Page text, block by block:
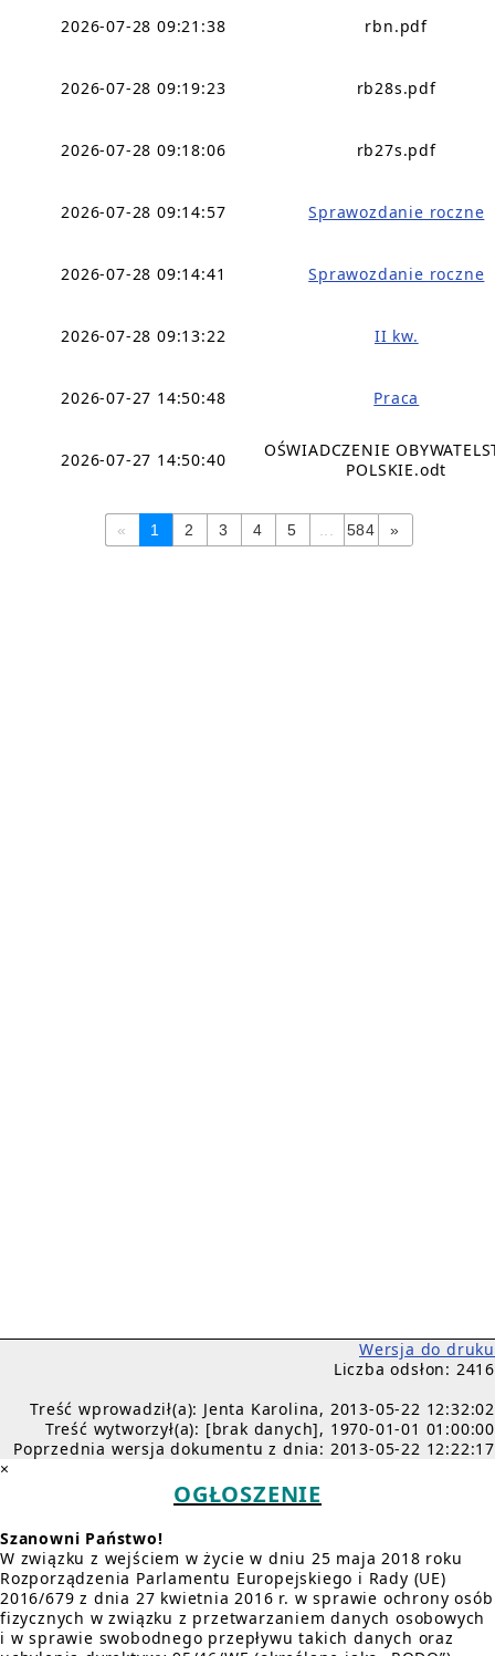
2026-07-28 09:21:38 rbn.pdf
2026-07-28 09:19:23 rb28s.pdf
2026-07-28 09:18:06 rb27s.pdf
2026-07-28 09:14:57 Sprawozdanie roczne
2026-07-28 09:14:41 Sprawozdanie roczne
2026-07-28 09:13:22 II kw.
2026-07-27 14:50:48 Praca
2026-07-27 14:50:40
OŚWIADCZENIE
POLSKIE.odt
« 1 2 3 4 5 584 »
Wersja do druku
Liczba odsłon: 2416
Treść wprowadził(a): Jenta Karolina, 2013-05-22 12:32:02
Treść wytworzył(a): [brak danych], 1970-01-01 01:00:00
Poprzednia wersja dokumentu z dnia: 2013-05-22 12:22:17
×
OGŁOSZENIE
Szanowni Państwo!
W związku z wejściem w życie w dniu 25 maja 2018 roku
Rozporządzenia Parlamentu Europejskiego i Rady (UE)
2016/679 z dnia 27 kwietnia 2016 r. w sprawie ochrony osób
fizycznych w związku z przetwarzaniem danych osobowych
i w sprawie swobodnego przepływu takich danych oraz